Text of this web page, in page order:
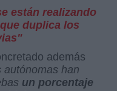
están realizando
duplica los
además
autónomas han
un porcentaje